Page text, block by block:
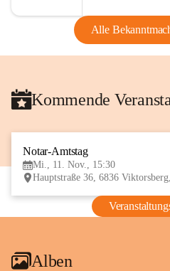
Alle
Kommende
Notar-Amtstag
Mi., 11. Nov., 15:30
Hauptstraße 36, 6836
Alben